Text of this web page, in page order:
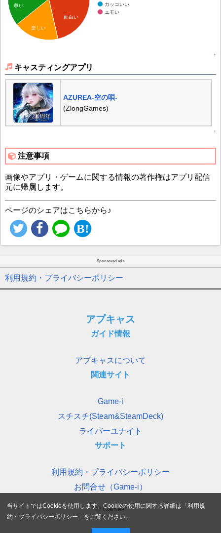
カッコいい
エモい
面白い
尊い
楽しい
↑
キャスティングアプリ
AZUREA-空の唄-
(ZlongGames)
↑
注意事項
画像やアプリ・ゲームに関する情報の著作権はアプリ配信
元に帰属します。
ページのシェアはこちらから♪
Sponsored ads
利用規約・プライバシーポリシー
アプキャス
ガイド情報
アプキャスについて
関連サイト
Game-i
スチスチ(Steam&SteamDeck)
ライバーユナイト
サポート
利用規約・プライバシーポリシー
お問合せ（Game-i）
© Game-i
当サイトではCookieを使用します。Cookieの使用に関する詳細は「利用規
約・プライバシーポリシー 」をご覧ください。